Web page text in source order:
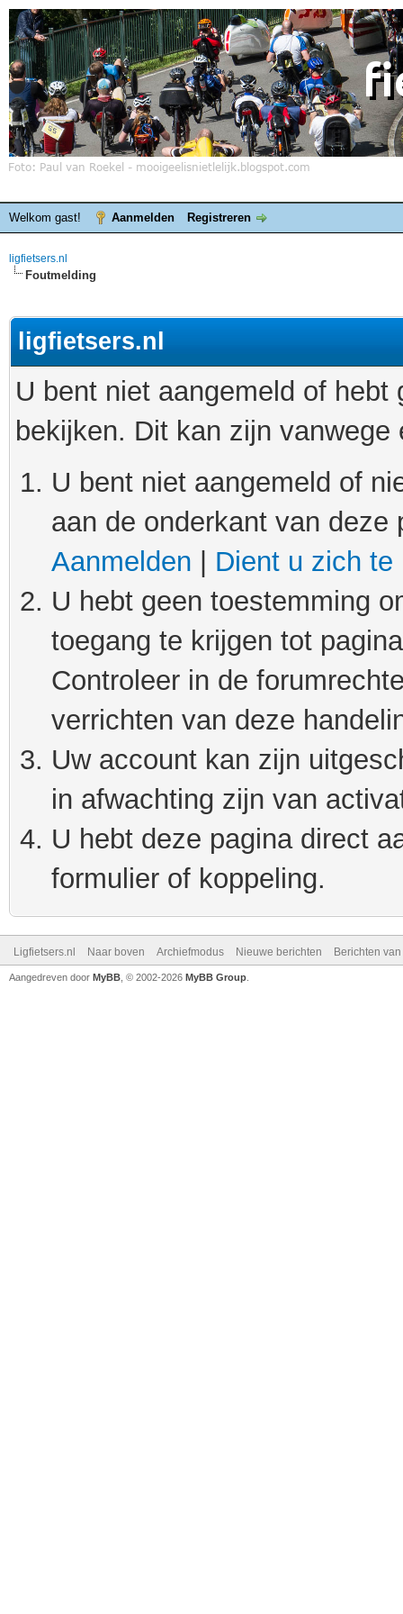
Welkom gast! Aanmelden Registreren
ligfietsers.nl
Foutmelding
ligfietsers.nl
U bent niet aangemeld of
bekijken. Dit kan zijn
U bent niet aangemeld of
aan de onderkant van
Aanmelden
Dient u zich te
U hebt geen toestemming
toegang te krijgen tot
Controleer in de
verrichten van deze
Uw account kan zijn
in afwachting zijn van
U hebt deze pagina direct
formulier of koppeling.
Ligfietsers.nl Naar boven Archiefmodus Nieuwe berichten Berichten
Aangedreven door MyBB , © 2002-2026 MyBB Group